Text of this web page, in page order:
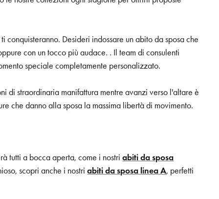
Desideri indossare un abito da sposa che
con un tocco più audace. . Il team di consulenti
speciale completamente personalizzato.
di straordinaria manifattura mentre avanzi verso l'altare è
che danno alla sposa la massima libertà di movimento.
tutti a bocca aperta, come i nostriabiti da sposa
scopri anche i nostriabiti da sposa linea A, perfetti